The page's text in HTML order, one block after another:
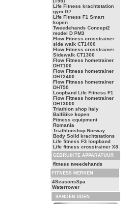
Life Fitness krachtstation
gym G7
Life Fitness F1 Smart
kopen
Tweedehands Concept2
model D PM3
Flow Fitness crosstrainer
side walk CT1400
Flow Fitness crosstrainer
Sidewalk CT1300
Flow Fitness hometrainer
DHT100
Flow Fitness hometrainer
DHT2400
Flow Fitness hometrainer
DHT50
Loopband Life Fitness F1
Flow Fitness hometrainer
DHT3000
Triathlon shop Italy
BallBike kopen
Fitness equipment
Romania
Triathlonshop Norway
Body Solid krachtstations
Life fitness F3 loopband
Life fitness crosstrainer X8
GEBRUIKTE APPARATUUR
fitness tweedehands
FITNESS MERKEN
4SeasonsSpa
Waterrower
SANDEN UDEN